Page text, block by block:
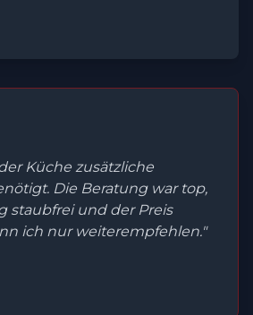
Küche zusätzliche
Die Beratung war top,
staubfrei und der Preis
ich nur weiterempfehlen."